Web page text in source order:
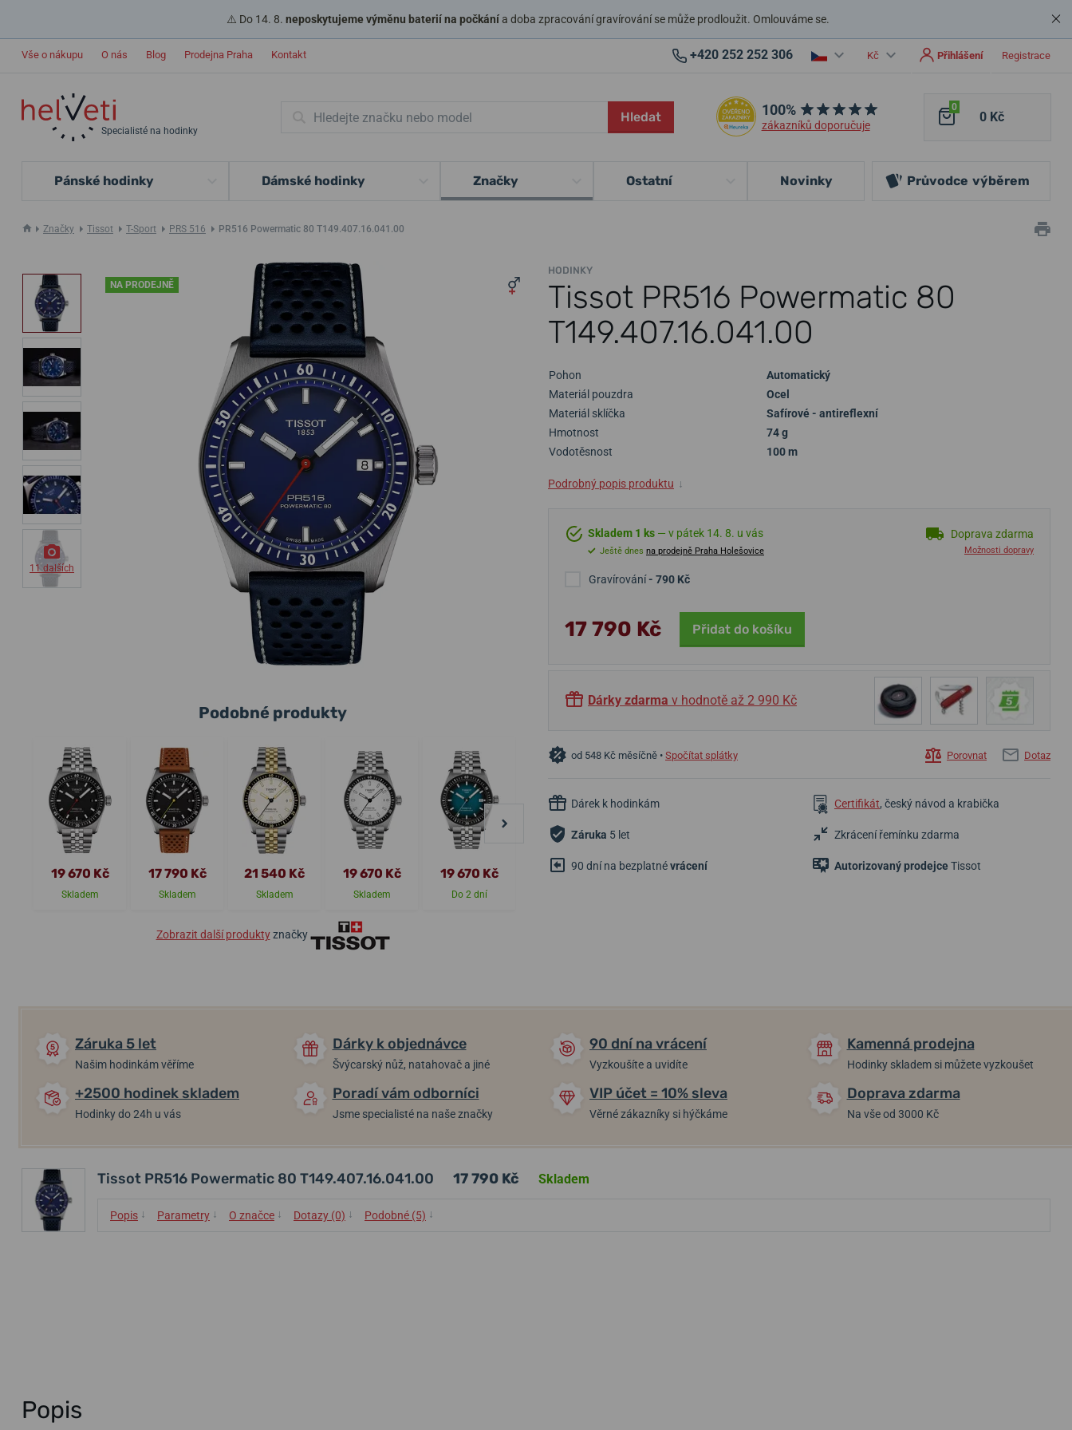
⚠️ Do 14. 8. neposkytujeme výměnu baterií na počkánía doba zpracování gravírování se může prodloužit. Omlouváme se.
Vše o nákupu O nás Blog Prodejna Praha Kontakt +420 252 252 306 Kč Přihlášení Registrace
Specialisté na hodinky
Hledat 100%
zákazníků doporučuje
0
0 Kč
Pánské hodinky Dámské hodinky Značky Ostatní Novinky Průvodce výběrem
Značky Tissot T-Sport PRS 516 PR516 Powermatic 80 T149.407.16.041.00
HODINKY
Tissot PR516 Powermatic 80
T149.407.16.041.00
NA PRODEJNĚ
11 dalších
Pohon
Automatický
Materiál pouzdra
Ocel
Materiál sklíčka
Safírové - antireflexní
Hmotnost
74 g
Vodotěsnost
100 m
Podrobný popis produktu ↓
Skladem 1 ks — v pátek 14. 8. u vás
Ještě dnes na prodejně Praha Holešovice
Doprava zdarma
Možnosti dopravy
Gravírování- 790 Kč
17 790 Kč Přidat do košíku
Dárky zdarma v hodnotě až 2 990 Kč
od 548 Kč měsíčně • Spočítat splátky Porovnat Dotaz
Dárek k hodinkám Certifikát, český návod a krabička
Záruka 5 let Zkrácení řemínku zdarma
90 dní na bezplatnévrácení Autorizovaný prodejceTissot
Podobné produkty
19 670 Kč
Skladem
17 790 Kč
Skladem
21 540 Kč
Skladem
19 670 Kč
Skladem
19 670 Kč
Do 2 dní
49 950 Kč 13 740 Kč 22 790 Kč 12 490 Kč
Zobrazit další produktyznačky
Záruka 5 let
Našim hodinkám věříme
Dárky k objednávce
Švýcarský nůž, natahovač a jiné
90 dní na vrácení
Vyzkoušíte a uvidíte
Kamenná prodejna
Hodinky skladem si můžete vyzkoušet
+2500 hodinek skladem
Hodinky do 24h u vás
Poradí vám odborníci
Jsme specialisté na naše značky
VIP účet = 10% sleva
Věrné zákazníky si hýčkáme
Doprava zdarma
Na vše od 3000 Kč
Tissot PR516 Powermatic 80 T149.407.16.041.00 17 790 Kč Skladem
Popis ↓ Parametry ↓ O značce ↓ Dotazy (0) ↓ Podobné (5) ↓
Popis